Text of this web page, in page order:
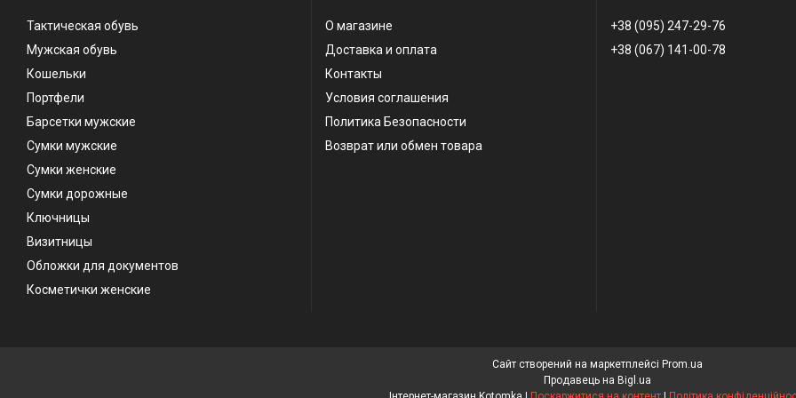
Тактическая обувь
Мужская обувь
Кошельки
Портфели
Барсетки мужские
Сумки мужские
Сумки женские
Сумки дорожные
Ключницы
Визитницы
Обложки для документов
Косметички женские
О магазине
Доставка и оплата
Контакты
Условия соглашения
Политика Безопасности
Возврат или обмен товара
+38 (095) 247-29-76
+38 (067) 141-00-78
Сайт створений на маркетплейсі Prom.ua
Продавець на Bigl.ua